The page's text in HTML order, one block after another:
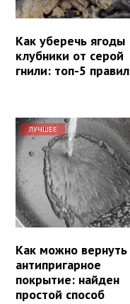
Как уберечь ягоды
клубники от серой
гнили: топ-5 правил
ЛУЧШЕЕ
Как можно вернуть
антипригарное
покрытие: найден
простой способ